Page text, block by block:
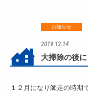
お知らせ
2019.12.14
大掃除の後
１２月になり師走の時期